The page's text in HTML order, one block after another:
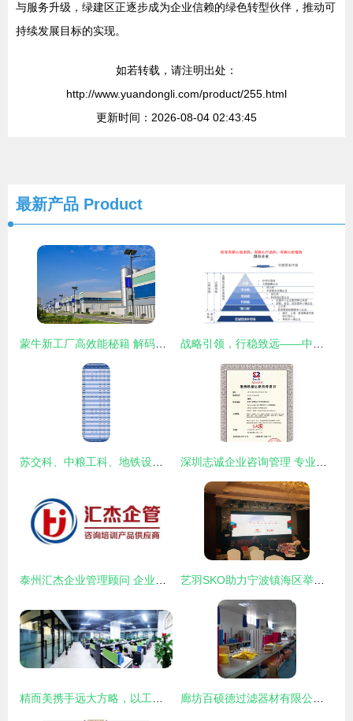
与服务升级，绿建区正逐步成为企业信赖的绿色转型伙伴，推动可
持续发展目标的实现。
如若转载，请注明出处：
http://www.yuandongli.com/product/255.html
更新时间：2026-08-04 02:43:45
最新产品 Product